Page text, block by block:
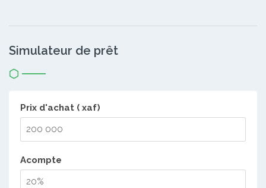
Simulateur de prêt
Prix d'achat ( xaf)
Acompte